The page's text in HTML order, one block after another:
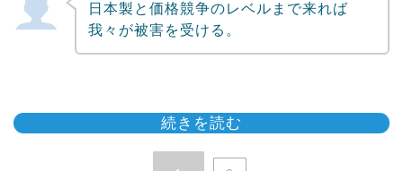
日本製と価格競争のレベルまで来れば
我々が被害を受ける。
続きを読む